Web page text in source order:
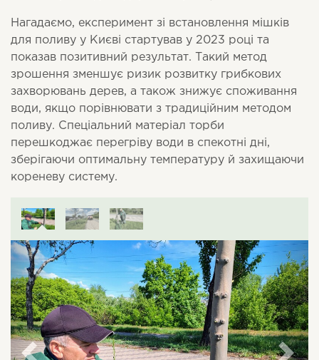
Нагадаємо, експеримент зі встановлення мішків
для поливу у Києві стартував у 2023 році та
показав позитивний результат. Такий метод
зрошення зменшує ризик розвитку грибкових
захворювань дерев, а також знижує споживання
води, якщо порівнювати з традиційним методом
поливу. Спеціальний матеріал торби
перешкоджає перегріву води в спекотні дні,
зберігаючи оптимальну температуру й захищаючи
кореневу систему.